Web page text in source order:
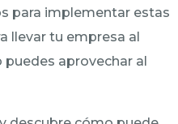
para implementar estas
llevar tu empresa al
puedes aprovechar al